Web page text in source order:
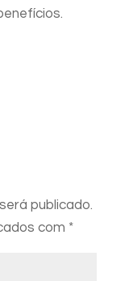
publicado.
com *